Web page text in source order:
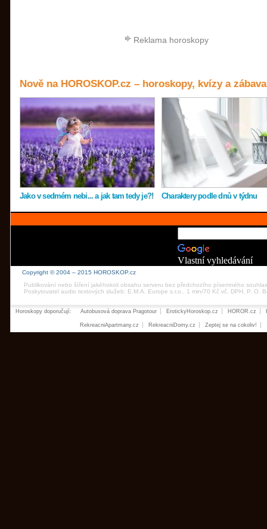
Reklama horoskopy
Nově na HOROSKOP.cz – horoskopy, kvízy a zábava
Jako v sedmém nebi... a jak tam tedy je?! Charaktery podle dnů v týdnu
Vlastní vyhledávání
Copyright © 2004 – 2015 HOROSKOP.cz
Publikování nebo šíření jakéhokoli obsahu serveru bez předchozího písemného
Poskytovatel audio textových služeb: E.M.A. Europe s.r.o., 1 min/70 Kč vč. DPH, P. O.
Horoskopy doporučují: Autobusová doprava Pragotour ErotickyHoroskop.cz HOROR.cz
RekreacniApartmany.cz RekreacniDomy.cz Zeptej se na cokoliv!